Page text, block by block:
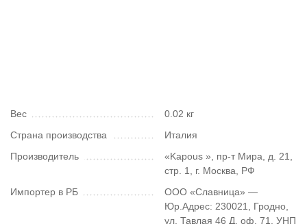
Вес
0.02 кг
Страна производства
Италия
Производитель
«Kapous », пр-т Мира, д. 21,
стр. 1, г. Москва, РФ
Импортер в РБ
ООО «Славница» —
Юр.Адрес: 230021, Гродно,
ул. Тавлая 46 Д, оф. 71. УНП